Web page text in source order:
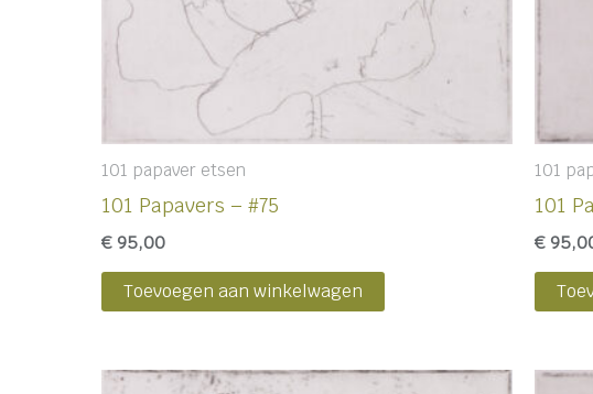
101 papaver etsen
101 Papavers – #75
€ 95,00
Toevoegen aan winkelwagen
101
101
€